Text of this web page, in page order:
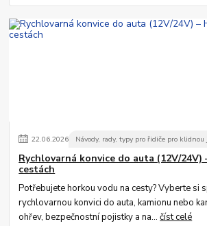
22.06.2026 Návody, rady, typy pro řidiče pro
Rychlovarná konvice do auta (12V/24V)
cestách
Potřebujete horkou vodu na cesty? Vyberte si
rychlovarnou konvici do auta, kamionu nebo
ohřev, bezpečnostní pojistky a na...číst celé